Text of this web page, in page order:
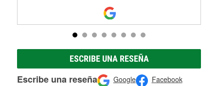
ESCRIBE UNA RESEÑA
Escribe una reseña Google Facebook